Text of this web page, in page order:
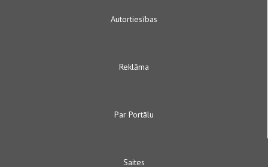
Autortiesības
Reklāma
Par Portālu
Saites